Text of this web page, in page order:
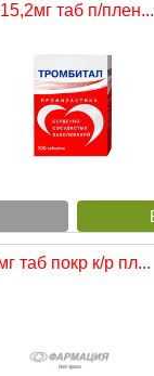
таб п/плен...
таб покр к/р пл...